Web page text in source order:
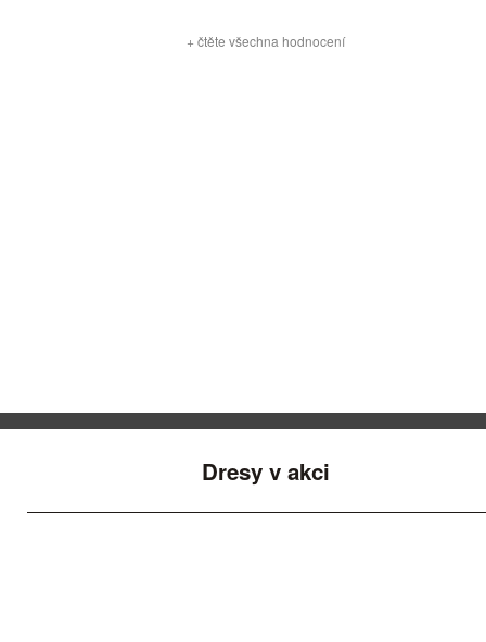
+ čtěte všechna hodnocení
Dresy v akci